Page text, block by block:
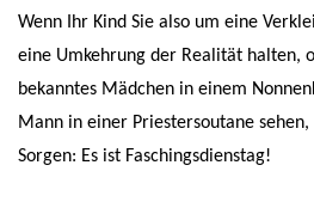
Wenn Ihr Kind Sie also um eine
eine Umkehrung der Realität halten,
bekanntes Mädchen in einem
Mann in einer Priestersoutane sehen,
Sorgen: Es ist Faschingsdienstag!